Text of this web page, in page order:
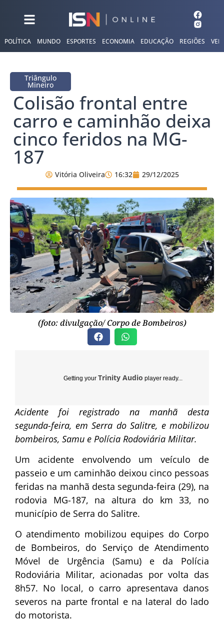
POLÍTICA MUNDO ESPORTES ECONOMIA EDUCAÇÃO REGIÕES
Triângulo
Mineiro
Colisão frontal entre
carro e caminhão deixa
cinco feridos na MG-
187
Vitória Oliveira 16:32 29/12/2025
(foto: divulgação/ Corpo de Bombeiros)
Getting your Trinity Audio player ready...
Acidente foi registrado na manhã desta
segunda-feira, em Serra do Salitre, e mobilizou
bombeiros, Samu e Polícia Rodoviária Militar.
Um acidente envolvendo um veículo de
passeio e um caminhão deixou cinco pessoas
feridas na manhã desta segunda-feira (29), na
rodovia MG-187, na altura do km 33, no
município de Serra do Salitre.
O atendimento mobilizou equipes do Corpo
de Bombeiros, do Serviço de Atendimento
Móvel de Urgência (Samu) e da Polícia
Rodoviária Militar, acionadas por volta das
8h57. No local, o carro apresentava danos
severos na parte frontal e na lateral do lado
do motorista.